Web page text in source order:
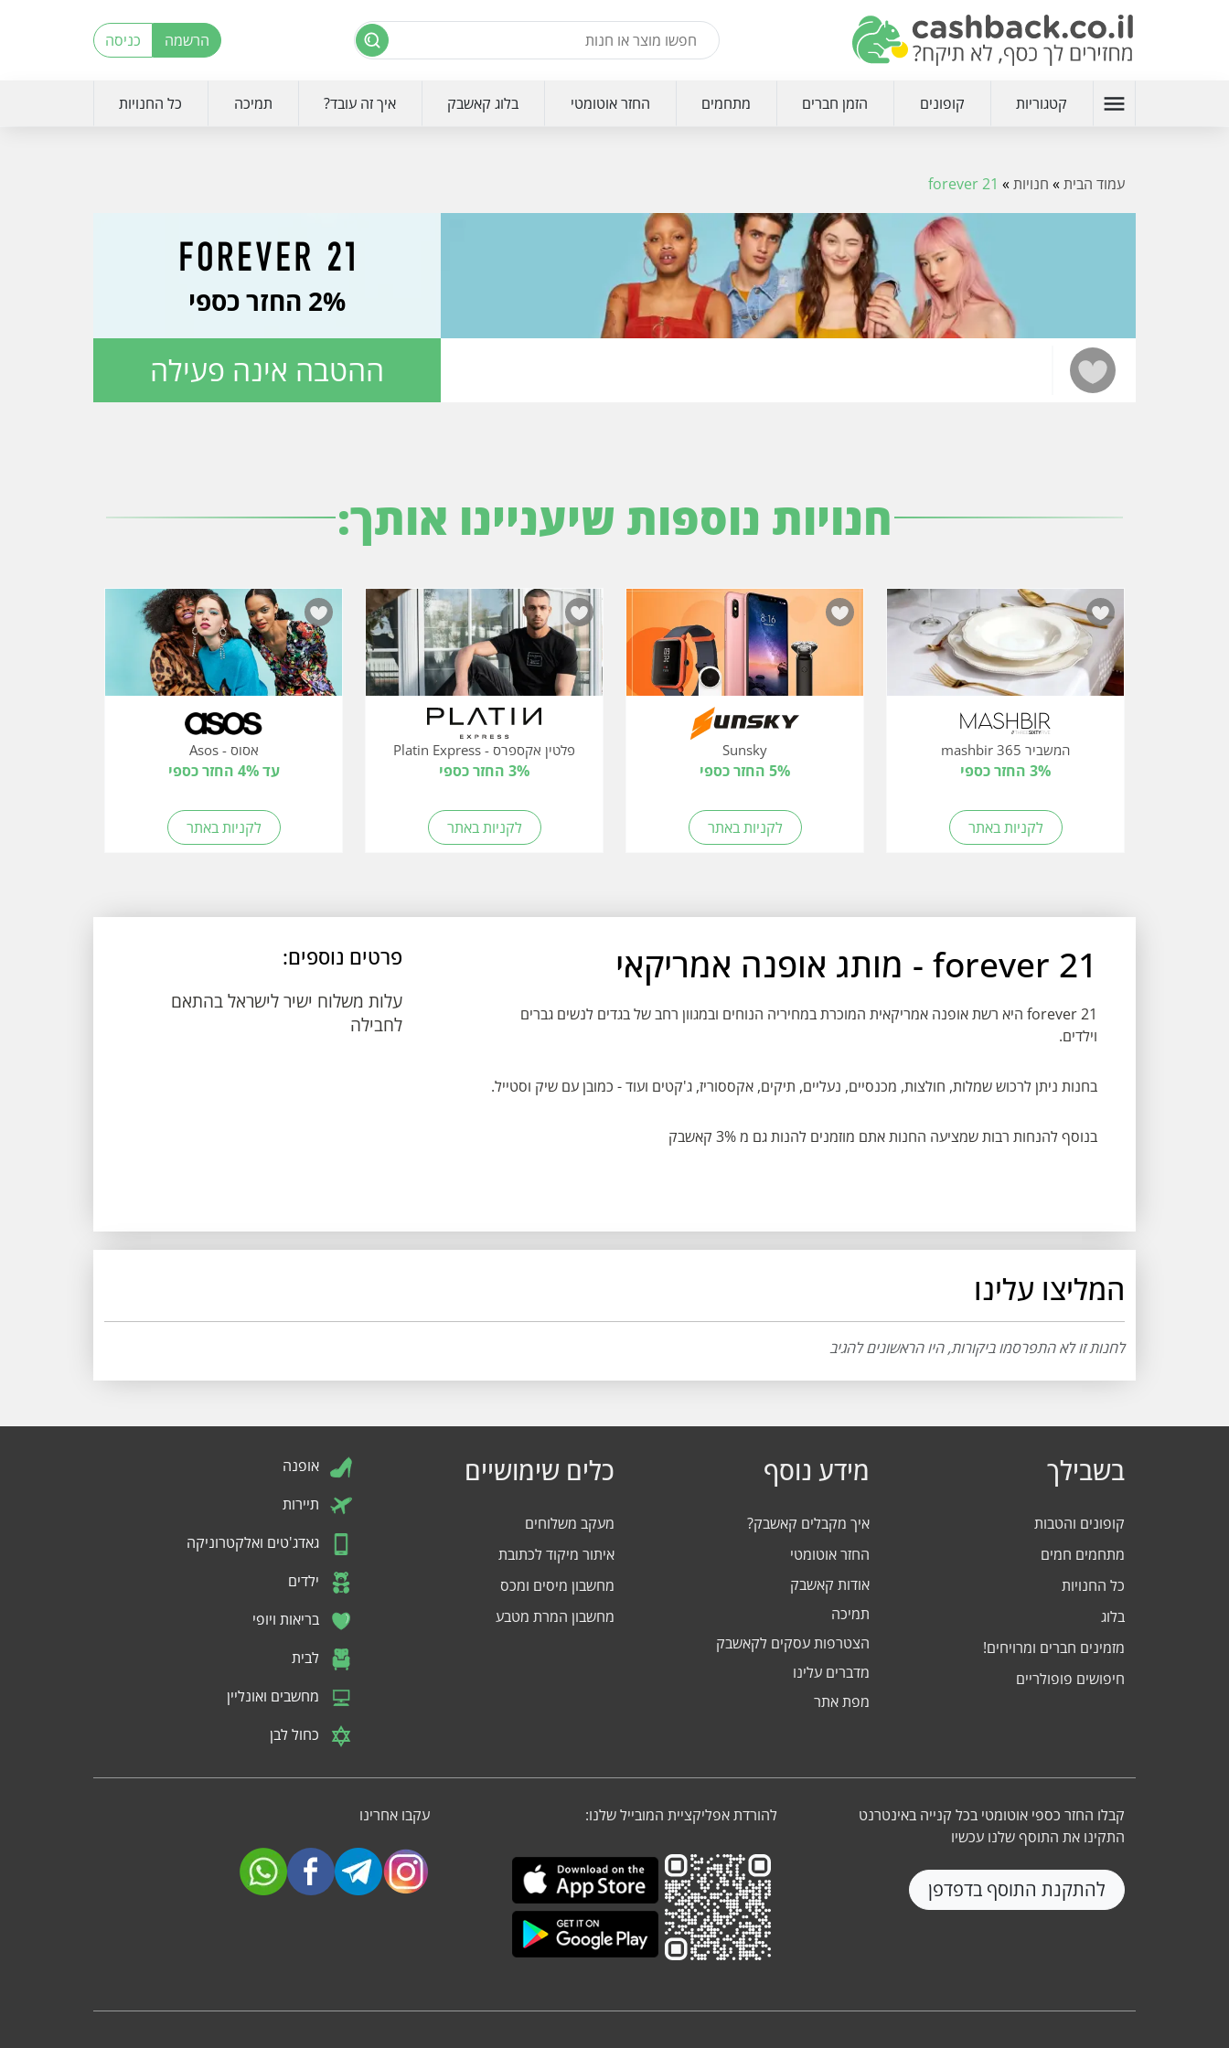
הרשמה כניסה
menu קטגוריות קופונים הזמן חברים מתחמים החזר אוטומטי בלוג קאשבק איך זה עובד? תמיכה כל החנויות
עמוד הבית» חנויות»
forever 21
2% החזר כספי
ההטבה אינה פעילה
חנויות נוספות שיעניינו אותך:
המשביר 365 mashbir
3% החזר כספי
לקניות באתר
Sunsky
5% החזר כספי
לקניות באתר
פלטין אקספרס - Platin Express
3% החזר כספי
לקניות באתר
אסוס - Asos
עד 4% החזר כספי
לקניות באתר
forever 21 - מותג אופנה אמריקאי
forever 21 היא רשת אופנה אמריקאית המוכרת במחיריה הנוחים ובמגוון רחב של בגדים לנשים גברים
וילדים.
בחנות ניתן לרכוש שמלות, חולצות, מכנסיים, נעליים, תיקים, אקססוריז, ג'קטים ועוד - כמובן עם שיק וסטייל.
בנוסף להנחות רבות שמציעה החנות אתם מוזמנים להנות גם מ 3% קאשבק
פרטים נוספים:
עלות משלוח ישיר לישראל בהתאם
לחבילה
המליצו עלינו
לחנות זו לא התפרסמו ביקורות, היו הראשונים להגיב
בשבילך
קופונים והטבות
מתחמים חמים
כל החנויות
בלוג
מזמינים חברים ומרויחים!
חיפושים פופולריים
מידע נוסף
איך מקבלים קאשבק?
החזר אוטומטי
אודות קאשבק
תמיכה
הצטרפות עסקים לקאשבק
מדברים עלינו
מפת אתר
כלים שימושיים
מעקב משלוחים
איתור מיקוד לכתובת
מחשבון מיסים ומכס
מחשבון המרת מטבע
אופנה
תיירות
גאדג'טים ואלקטרוניקה
ילדים
בריאות ויופי
לבית
מחשבים ואונליין
כחול לבן
קבלו החזר כספי אוטומטי בכל קנייה באינטרנט
התקינו את התוסף שלנו עכשיו
להתקנת התוסף בדפדפן
להורדת אפליקציית המובייל שלנו: עקבו אחרינו